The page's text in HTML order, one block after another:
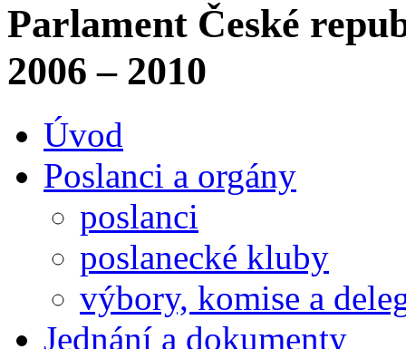
Parlament České
2006 – 2010
Úvod
Poslanci a orgány
poslanci
poslanecké kluby
výbory, komise a
Jednání a dokumenty